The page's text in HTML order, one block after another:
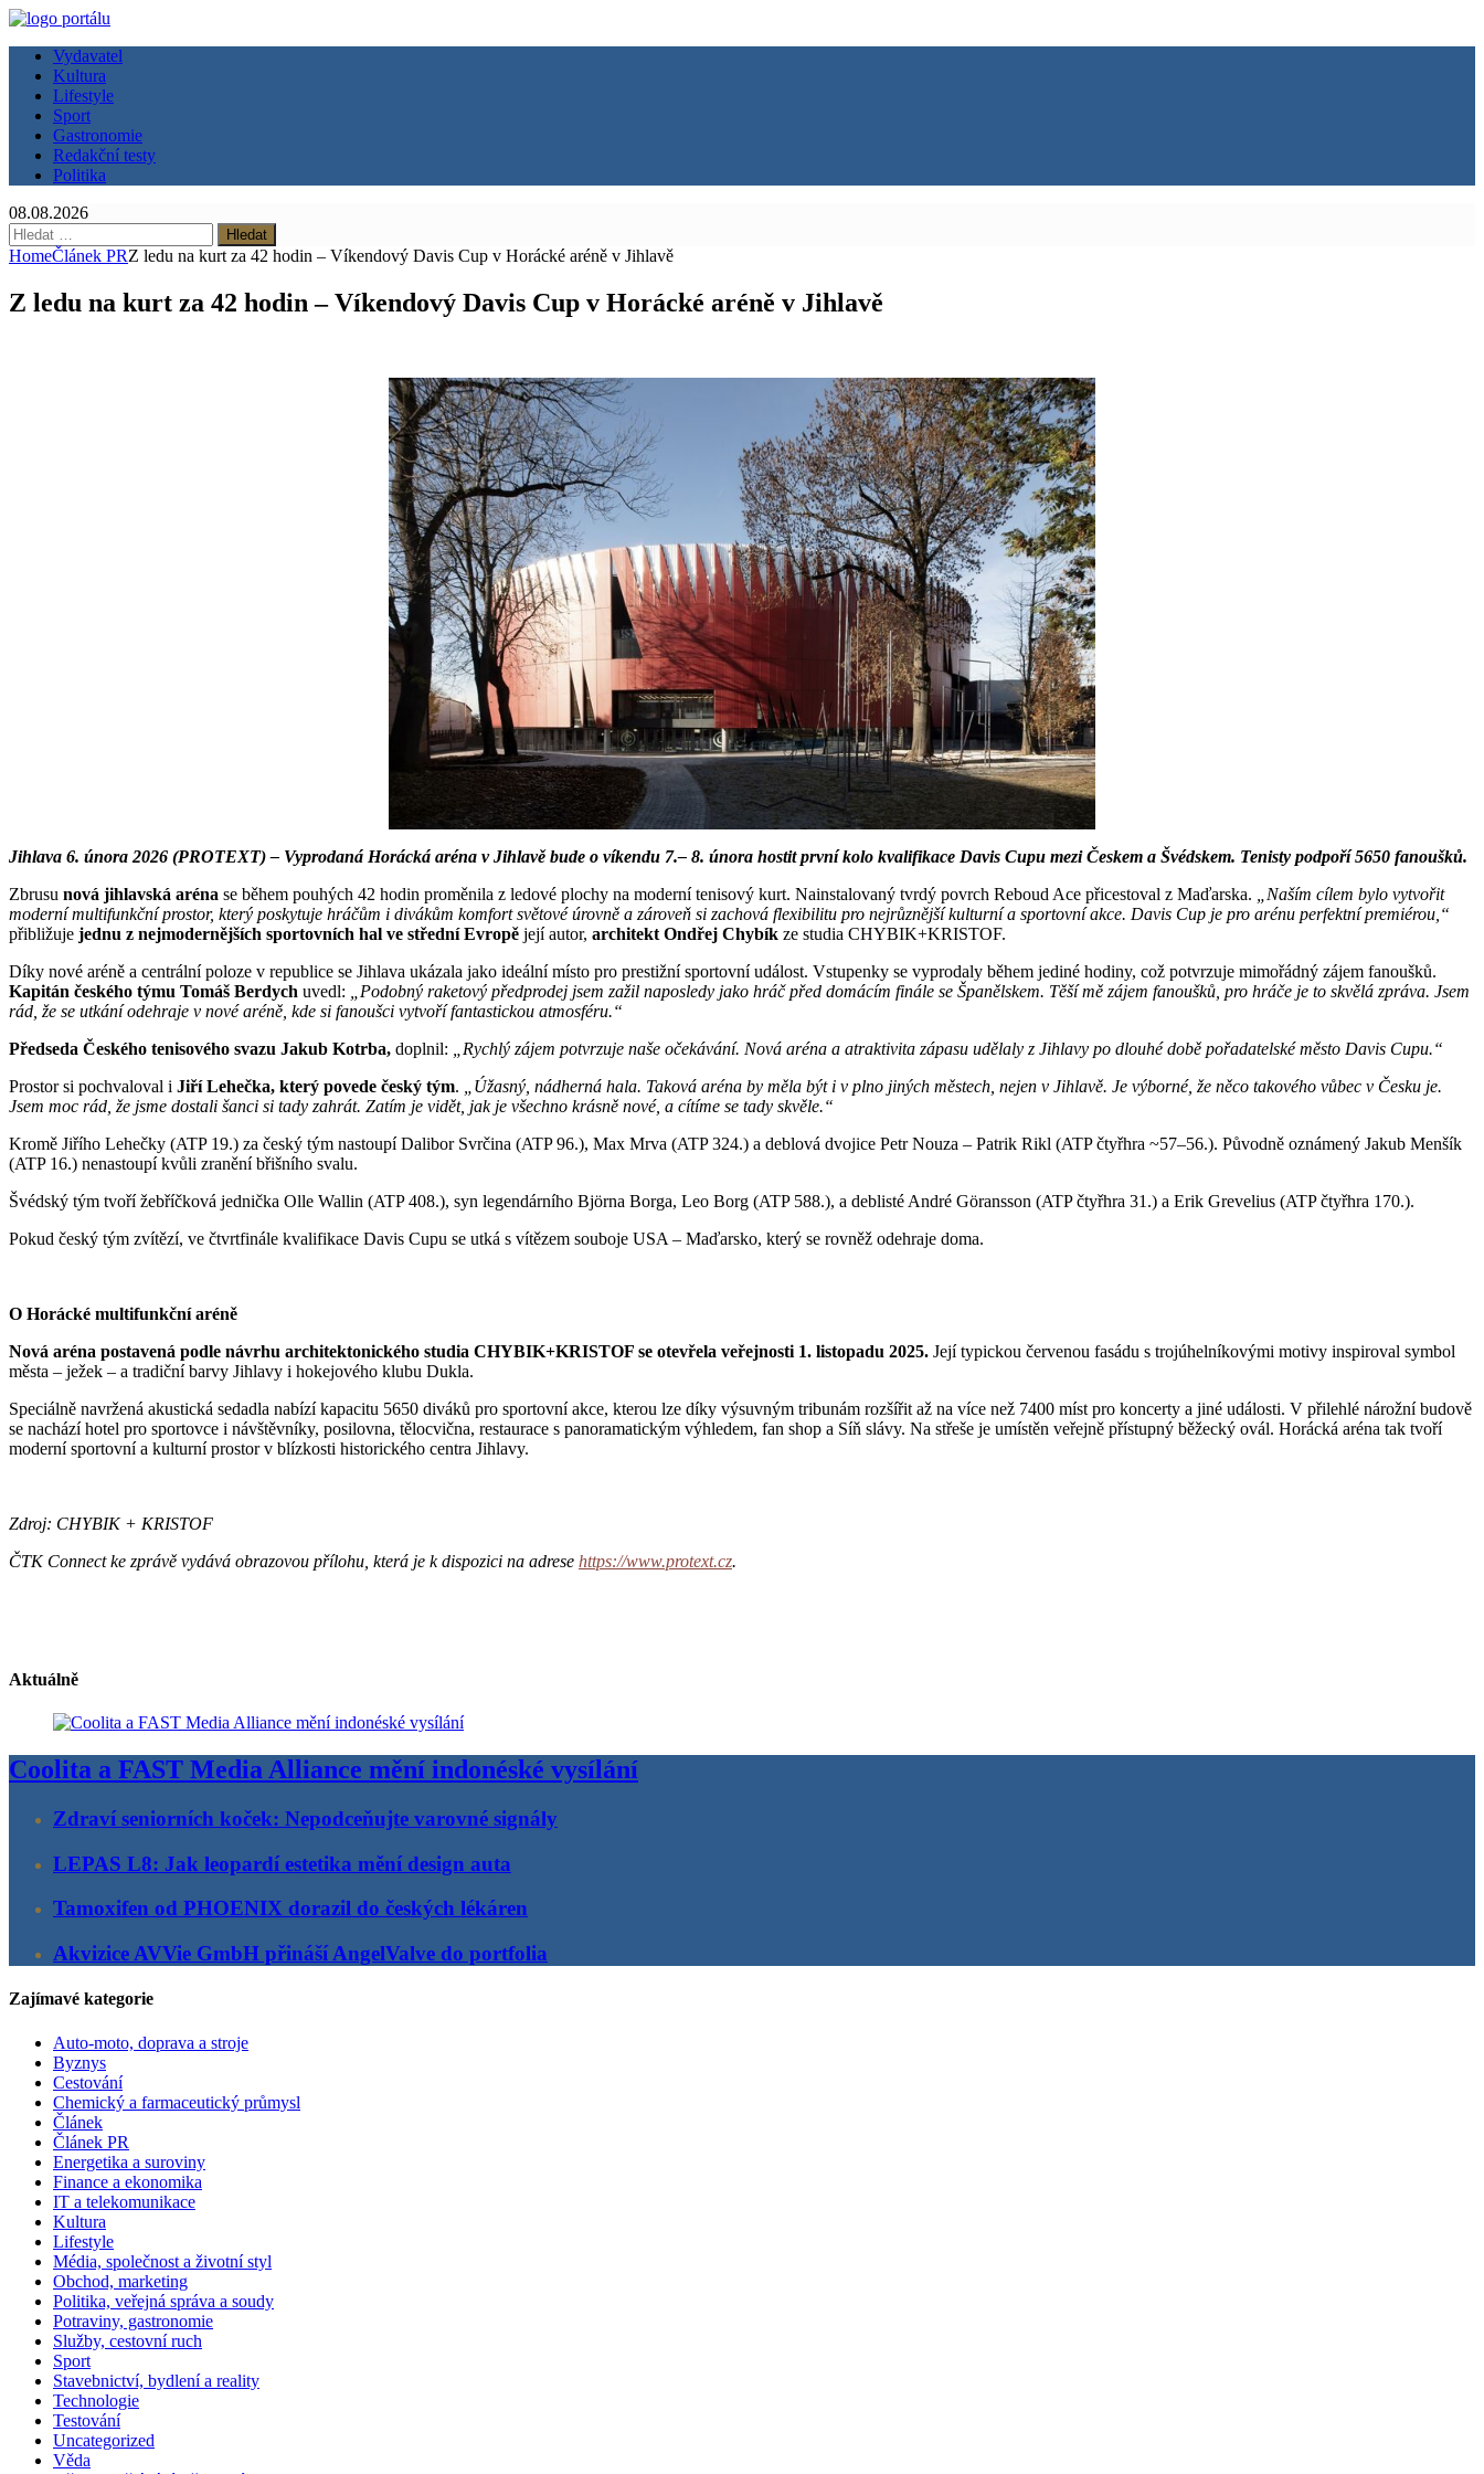
Vydavatel
Kultura
Lifestyle
Sport
Gastronomie
Redakční testy
Politika
08.08.2026
Vyhledávání
HomeČlánek PRZ ledu na kurt za 42 hodin – Víkendový Davis Cup v Horácké aréně v Jihlavě
Z ledu na kurt za 42 hodin – Víkendový Davis Cup v Horácké aréně v Jihlavě
Jihlava 6. února 2026 (PROTEXT) – Vyprodaná Horácká aréna v Jihlavě bude o víkendu 7.– 8. února hostit první kolo kvalifikace Davis Cupu mezi Českem a Švédskem. Tenisty podpoří 5650 fanoušků.
Zbrusu nová jihlavská aréna se během pouhých 42 hodin proměnila z ledové plochy na moderní tenisový kurt. Nainstalovaný tvrdý povrch Reboud Ace přicestoval z Maďarska.
„Naším cílem bylo vytvořit
moderní multifunkční prostor, který poskytuje hráčům i divákům komfort světové úrovně a zároveň si zachová flexibilitu pro nejrůznější kulturní a sportovní akce. Davis Cup je pro arénu perfektní premiérou,“
přibližuje jednu z nejmodernějších sportovních hal ve střední Evropě její autor, architekt Ondřej Chybík ze studia CHYBIK+KRISTOF.
Díky nové aréně a centrální poloze v republice se Jihlava ukázala jako ideální místo pro prestižní sportovní událost. Vstupenky se vyprodaly během jediné hodiny, což potvrzuje mimořádný zájem fanoušků.
Kapitán českého týmu Tomáš Berdych uvedl:
„Podobný raketový předprodej jsem zažil naposledy jako hráč před domácím finále se Španělskem. Těší mě zájem fanoušků, pro hráče je to skvělá zpráva. Jsem
rád, že se utkání odehraje v nové aréně, kde si fanoušci vytvoří fantastickou atmosféru.“
Předseda Českého tenisového svazu Jakub Kotrba, doplnil:
„Rychlý zájem potvrzuje naše očekávání. Nová aréna a atraktivita zápasu udělaly z Jihlavy po dlouhé době pořadatelské město Davis Cupu.“
Prostor si pochvaloval i Jiří Lehečka, který povede český tým.
„Úžasný, nádherná hala. Taková aréna by měla být i v plno jiných městech, nejen v Jihlavě. Je výborné, že něco takového vůbec v Česku je.
Jsem moc rád, že jsme dostali šanci si tady zahrát. Zatím je vidět, jak je všechno krásně nové, a cítíme se tady skvěle.“
Kromě Jiřího Lehečky (ATP 19.) za český tým nastoupí Dalibor Svrčina (ATP 96.), Max Mrva (ATP 324.) a deblová dvojice Petr Nouza – Patrik Rikl (ATP čtyřhra ~57–56.). Původně oznámený Jakub Menšík
(ATP 16.) nenastoupí kvůli zranění břišního svalu.
Švédský tým tvoří žebříčková jednička Olle Wallin (ATP 408.), syn legendárního Björna Borga, Leo Borg (ATP 588.), a deblisté André Göransson (ATP čtyřhra 31.) a Erik Grevelius (ATP čtyřhra 170.).
Pokud český tým zvítězí, ve čtvrtfinále kvalifikace Davis Cupu se utká s vítězem souboje USA – Maďarsko, který se rovněž odehraje doma.
O Horácké multifunkční aréně
Nová aréna postavená podle návrhu architektonického studia CHYBIK+KRISTOF se otevřela veřejnosti 1. listopadu 2025. Její typickou červenou fasádu s trojúhelníkovými motivy inspiroval symbol
města – ježek – a tradiční barvy Jihlavy i hokejového klubu Dukla.
Speciálně navržená akustická sedadla nabízí kapacitu 5650 diváků pro sportovní akce, kterou lze díky výsuvným tribunám rozšířit až na více než 7400 míst pro koncerty a jiné události. V přilehlé nárožní budově
se nachází hotel pro sportovce i návštěvníky, posilovna, tělocvična, restaurace s panoramatickým výhledem, fan shop a Síň slávy. Na střeše je umístěn veřejně přístupný běžecký ovál. Horácká aréna tak tvoří
moderní sportovní a kulturní prostor v blízkosti historického centra Jihlavy.
Zdroj: CHYBIK + KRISTOF
ČTK Connect ke zprávě vydává obrazovou přílohu, která je k dispozici na adrese https://www.protext.cz.
Aktuálně
Coolita a FAST Media Alliance mění indonéské vysílání
Zdraví seniorních koček: Nepodceňujte varovné signály
LEPAS L8: Jak leopardí estetika mění design auta
Tamoxifen od PHOENIX dorazil do českých lékáren
Akvizice AVVie GmbH přináší AngelValve do portfolia
Zajímavé kategorie
Auto-moto, doprava a stroje
Byznys
Cestování
Chemický a farmaceutický průmysl
Článek
Článek PR
Energetika a suroviny
Finance a ekonomika
IT a telekomunikace
Kultura
Lifestyle
Média, společnost a životní styl
Obchod, marketing
Politika, veřejná správa a soudy
Potraviny, gastronomie
Služby, cestovní ruch
Sport
Stavebnictví, bydlení a reality
Technologie
Testování
Uncategorized
Věda